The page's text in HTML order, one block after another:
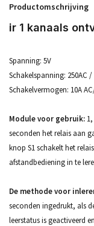
Productomschrijving
ir 1 kanaals
Spanning: 5V
Schakelspanning: 250AC /
Schakelvermogen: 10A
Module voor gebruik:
seconden het relais aan
knop S1 schakelt het
afstandbediening in te
De methode voor
seconden ingedrukt, als
leerstatus is geactiveerd